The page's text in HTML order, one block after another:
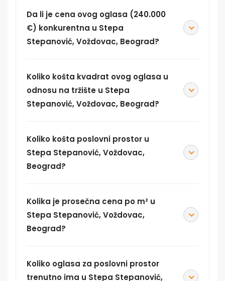
Da li je cena ovog oglasa (240.000
€) konkurentna u Stepa
Stepanović, Voždovac, Beograd?
Koliko košta kvadrat ovog oglasa u
odnosu na tržište u Stepa
Stepanović, Voždovac, Beograd?
Koliko košta poslovni prostor u
Stepa Stepanović, Voždovac,
Beograd?
Kolika je prosečna cena po m² u
Stepa Stepanović, Voždovac,
Beograd?
Koliko oglasa za poslovni prostor
trenutno ima u Stepa Stepanović,